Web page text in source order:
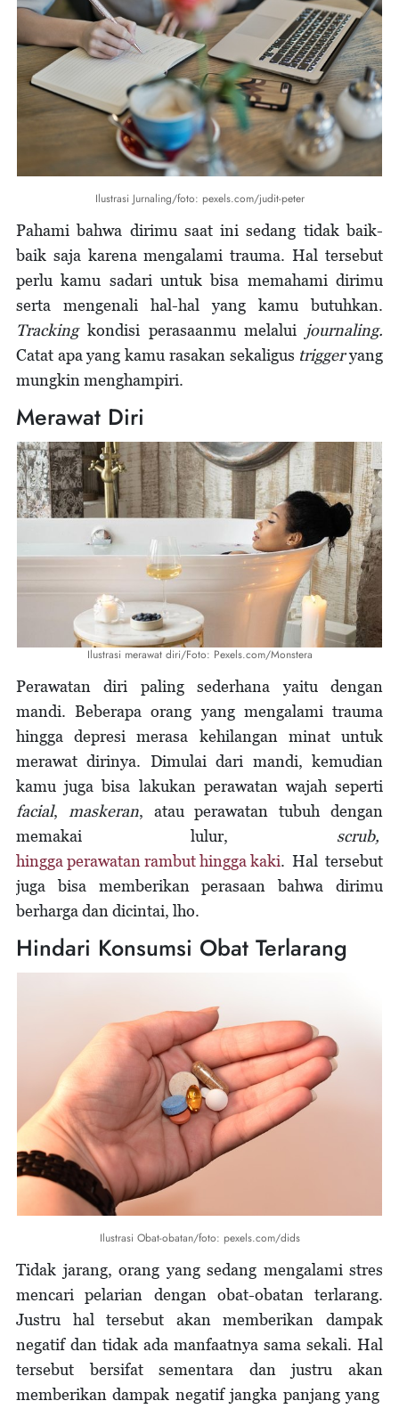
Ilustrasi Jurnaling/foto: pexels.com/judit-peter
Pahami bahwa dirimu saat ini sedang tidak baik-
baik saja karena mengalami trauma. Hal tersebut
perlu kamu sadari untuk bisa memahami dirimu
serta mengenali hal-hal yang kamu butuhkan.
Trackingkondisi perasaanmu melalui journaling.
Catat apa yang kamu rasakan sekaligus triggeryang
mungkin menghampiri.
Merawat Diri
Ilustrasi merawat diri/Foto: Pexels.com/Monstera
Perawatan diri paling sederhana yaitu dengan
mandi. Beberapa orang yang mengalami trauma
hingga depresi merasa kehilangan minat untuk
merawat dirinya. Dimulai dari mandi, kemudian
kamu juga bisa lakukan perawatan wajah seperti
facial, maskeran, atau perawatan tubuh dengan
memakai lulur, scrub,
hingga perawatan rambut hingga kaki. Hal tersebut
juga bisa memberikan perasaan bahwa dirimu
berharga dan dicintai, lho.
Hindari Konsumsi Obat Terlarang
Ilustrasi Obat-obatan/foto: pexels.com/dids
Tidak jarang, orang yang sedang mengalami stres
mencari pelarian dengan obat-obatan terlarang.
Justru hal tersebut akan memberikan dampak
negatif dan tidak ada manfaatnya sama sekali. Hal
tersebut bersifat sementara dan justru akan
memberikan dampak negatif jangka panjang yang